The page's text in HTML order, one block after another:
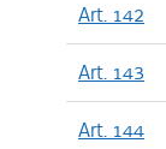
Art. 142
Art. 143
Art. 144